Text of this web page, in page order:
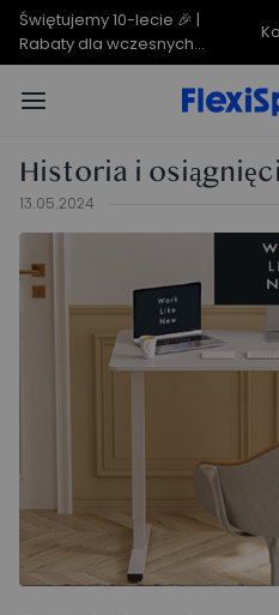
C7 Morpher – Aż 34% rabatu |
teraz już od 2499,00 zł
Historia i
13.05.2024